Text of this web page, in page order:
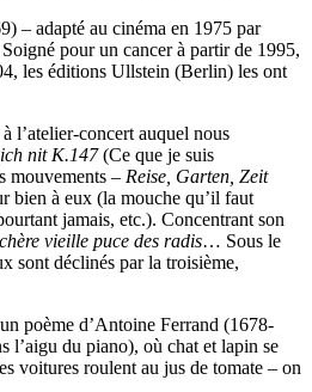
– adapté au cinéma en 1975 par
pour un cancer à partir de 1995,
les éditions Ullstein (Berlin) les ont
l’atelier-concert auquel nous
nit K.147(Ce que je suis
mouvements – Reise, Garten, Zeit
bien à eux (la mouche qu’il faut
jamais, etc.). Concentrant son
vieille puce des radis… Sous le
sont déclinés par la troisième,
poème d’Antoine Ferrand (1678-
l’aigu du piano), où chat et lapin se
voitures roulent au jus de tomate – on